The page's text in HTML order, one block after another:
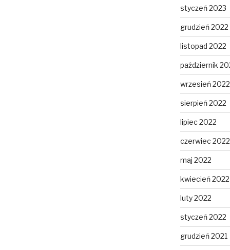
styczeń 2023
grudzień 2022
listopad 2022
październik
wrzesień 2022
sierpień 2022
lipiec 2022
czerwiec 2022
maj 2022
kwiecień 2022
luty 2022
styczeń 2022
grudzień 2021